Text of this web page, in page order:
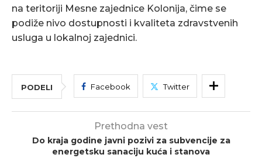
na teritoriji Mesne zajednice Kolonija, čime se
podiže nivo dostupnosti i kvaliteta zdravstvenih
usluga u lokalnoj zajednici.
PODELI Facebook Twitter
Prethodna vest
Do kraja godine javni pozivi za subvencije za
energetsku sanaciju kuća i stanova